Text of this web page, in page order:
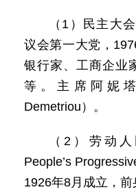
（1）民主大
议会第一大党，
银行家、工商企业
等。主席阿妮
Demetriou）。
（2）劳动
People’s
1926年8月成立，